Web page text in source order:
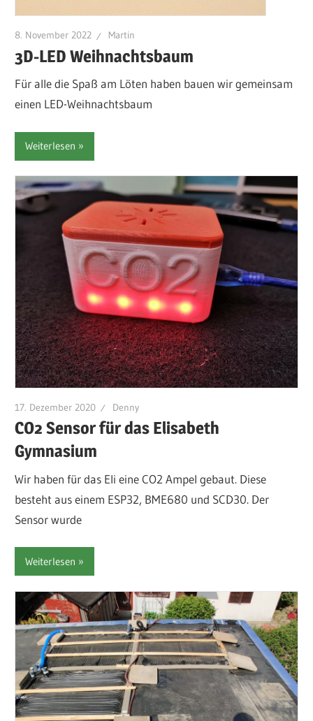
8. November 2022 Martin
3D-LED Weihnachtsbaum
Für alle die Spaß am Löten haben bauen wir gemeinsam
einen LED-Weihnachtsbaum
Weiterlesen
17. Dezember 2020 Denny
CO2 Sensor für das Elisabeth
Gymnasium
Wir haben für das Eli eine CO2 Ampel gebaut. Diese
besteht aus einem ESP32, BME680 und SCD30. Der
Sensor wurde
Weiterlesen